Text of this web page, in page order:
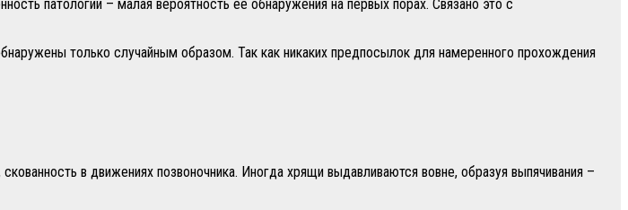
патологии – малая вероятность ее обнаружения на первых порах. Связано это с
только случайным образом. Так как никаких предпосылок для намеренного прохождения
в движениях позвоночника. Иногда хрящи выдавливаются вовне, образуя выпячивания –